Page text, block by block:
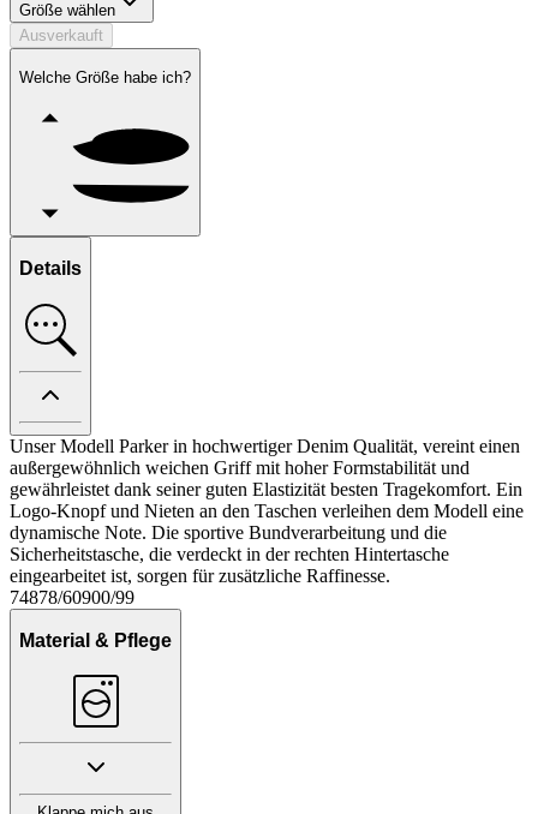
Größe wählen
Ausverkauft
Welche Größe habe ich?
Details
Unser Modell Parker in hochwertiger Denim Qualität, vereint einen
außergewöhnlich weichen Griff mit hoher Formstabilität und
gewährleistet dank seiner guten Elastizität besten Tragekomfort. Ein
Logo-Knopf und Nieten an den Taschen verleihen dem Modell eine
dynamische Note. Die sportive Bundverarbeitung und die
Sicherheitstasche, die verdeckt in der rechten Hintertasche
eingearbeitet ist, sorgen für zusätzliche Raffinesse.
74878/60900/99
Material & Pflege